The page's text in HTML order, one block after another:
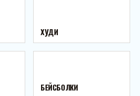
ХУДИ
БЕЙСБОЛКИ